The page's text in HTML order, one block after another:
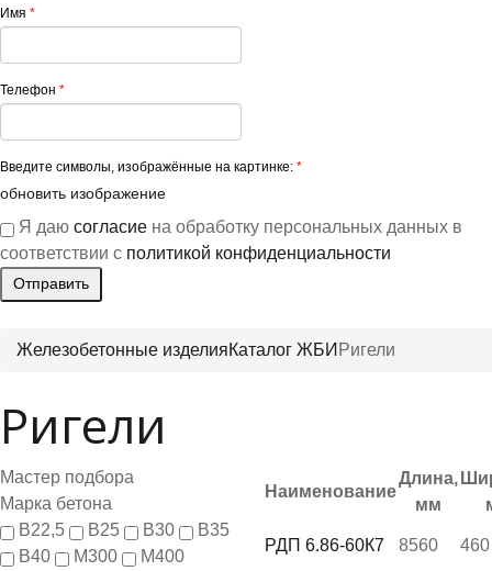
Имя *
Телефон *
Введите символы, изображённые на картинке: *
обновить изображение
Я даю согласие на обработку персональных данных в
соответствии с политикой конфиденциальности
Железобетонные изделияКаталог ЖБИ Ригели
Ригели
Мастер подбора
Марка бетона
В22,5
В25 В30
В35
В40
М300
М400
Наименование
Длина,
мм
РДП 6.86-60К7 8560 460